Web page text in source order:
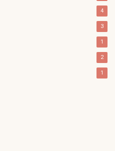
4
3
1
2
1